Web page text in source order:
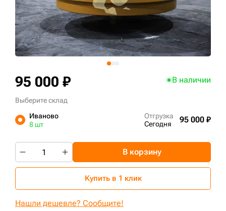
95 000 ₽ В наличии
Выберите склад
Иваново
8 шт
Отгрузка
Сегодня
95 000 ₽
В корзину
Купить в 1 клик
Нашли дешевле? Сообщите!
sksale@skdst.ru
+7 (499) 394-50-93